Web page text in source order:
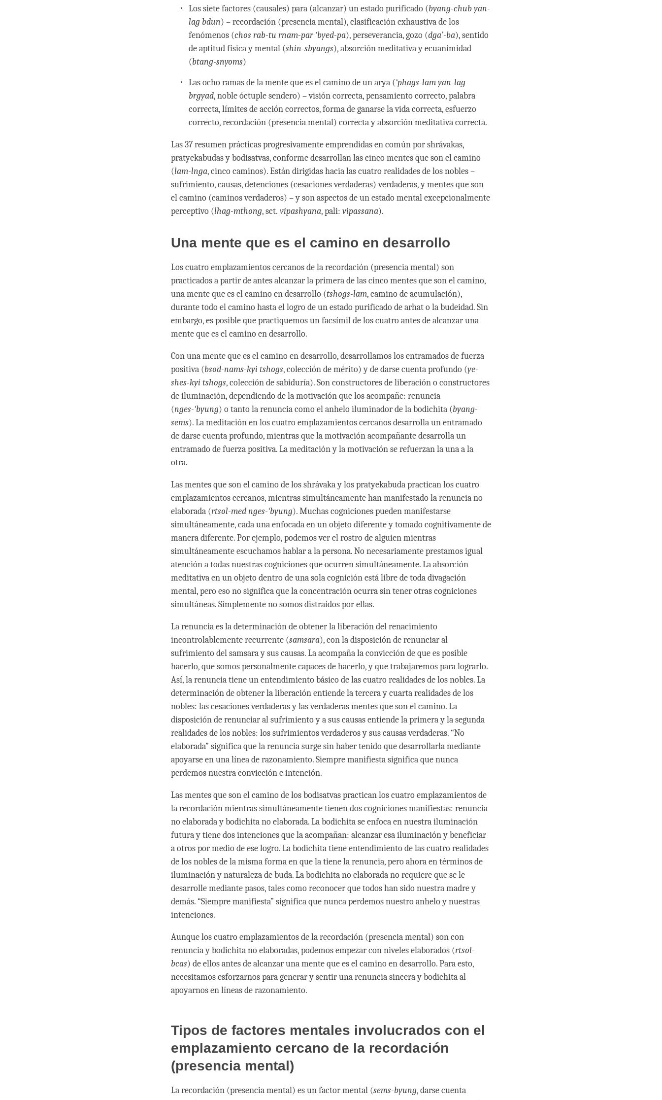
Los siete factores (causales) para (alcanzar) un estado purificado (byang-chub yan-
lag bdun) – recordación (presencia mental), clasificación exhaustiva de los
fenómenos (chos rab-tu rnam-par ‘byed-pa), perseverancia, gozo (dga’-ba), sentido
de aptitud física y mental (shin-sbyangs), absorción meditativa y ecuanimidad
(btang-snyoms)
Las ocho ramas de la mente que es el camino de un arya (‘phags-lam yan-lag
brgyad, noble óctuple sendero) – visión correcta, pensamiento correcto, palabra
correcta, límites de acción correctos, forma de ganarse la vida correcta, esfuerzo
correcto, recordación (presencia mental) correcta y absorción meditativa correcta.
Las 37 resumen prácticas progresivamente emprendidas en común por shrávakas,
pratyekabudas y bodisatvas, conforme desarrollan las cinco mentes que son el camino
(lam-lnga, cinco caminos). Están dirigidas hacia las cuatro realidades de los nobles –
sufrimiento, causas, detenciones (cesaciones verdaderas) verdaderas, y mentes que son
el camino (caminos verdaderos) – y son aspectos de un estado mental excepcionalmente
perceptivo (lhag-mthong, sct. vipashyana, pali: vipassana).
Una mente que es el camino en desarrollo
Los cuatro emplazamientos cercanos de la recordación (presencia mental) son
practicados a partir de antes alcanzar la primera de las cinco mentes que son el camino,
una mente que es el camino en desarrollo (tshogs-lam, camino de acumulación),
durante todo el camino hasta el logro de un estado purificado de arhat o la budeidad. Sin
embargo, es posible que practiquemos un facsímil de los cuatro antes de alcanzar una
mente que es el camino en desarrollo.
Con una mente que es el camino en desarrollo, desarrollamos los entramados de fuerza
positiva (bsod-nams-kyi tshogs, colección de mérito) y de darse cuenta profundo (ye-
shes-kyi tshogs, colección de sabiduría). Son constructores de liberación o constructores
de iluminación, dependiendo de la motivación que los acompañe: renuncia
(nges-‘byung) o tanto la renuncia como el anhelo iluminador de la bodichita (byang-
sems). La meditación en los cuatro emplazamientos cercanos desarrolla un entramado
de darse cuenta profundo, mientras que la motivación acompañante desarrolla un
entramado de fuerza positiva. La meditación y la motivación se refuerzan la una a la
otra.
Las mentes que son el camino de los shrávaka y los pratyekabuda practican los cuatro
emplazamientos cercanos, mientras simultáneamente han manifestado la renuncia no
elaborada (rtsol-med nges-‘byung). Muchas cogniciones pueden manifestarse
simultáneamente, cada una enfocada en un objeto diferente y tomado cognitivamente de
manera diferente. Por ejemplo, podemos ver el rostro de alguien mientras
simultáneamente escuchamos hablar a la persona. No necesariamente prestamos igual
atención a todas nuestras cogniciones que ocurren simultáneamente. La absorción
meditativa en un objeto dentro de una sola cognición está libre de toda divagación
mental, pero eso no significa que la concentración ocurra sin tener otras cogniciones
simultáneas. Simplemente no somos distraídos por ellas.
La renuncia es la determinación de obtener la liberación del renacimiento
incontrolablemente recurrente (samsara), con la disposición de renunciar al
sufrimiento del samsara y sus causas. La acompaña la convicción de que es posible
hacerlo, que somos personalmente capaces de hacerlo, y que trabajaremos para lograrlo.
Así, la renuncia tiene un entendimiento básico de las cuatro realidades de los nobles. La
determinación de obtener la liberación entiende la tercera y cuarta realidades de los
nobles: las cesaciones verdaderas y las verdaderas mentes que son el camino. La
disposición de renunciar al sufrimiento y a sus causas entiende la primera y la segunda
realidades de los nobles: los sufrimientos verdaderos y sus causas verdaderas. “No
elaborada” significa que la renuncia surge sin haber tenido que desarrollarla mediante
apoyarse en una línea de razonamiento. Siempre manifiesta significa que nunca
perdemos nuestra convicción e intención.
Las mentes que son el camino de los bodisatvas practican los cuatro emplazamientos de
la recordación mientras simultáneamente tienen dos cogniciones manifiestas: renuncia
no elaborada y bodichita no elaborada. La bodichita se enfoca en nuestra iluminación
futura y tiene dos intenciones que la acompañan: alcanzar esa iluminación y beneficiar
a otros por medio de ese logro. La bodichita tiene entendimiento de las cuatro realidades
de los nobles de la misma forma en que la tiene la renuncia, pero ahora en términos de
iluminación y naturaleza de buda. La bodichita no elaborada no requiere que se le
desarrolle mediante pasos, tales como reconocer que todos han sido nuestra madre y
demás. “Siempre manifiesta” significa que nunca perdemos nuestro anhelo y nuestras
intenciones.
Aunque los cuatro emplazamientos de la recordación (presencia mental) son con
renuncia y bodichita no elaboradas, podemos empezar con niveles elaborados (rtsol-
bcas) de ellos antes de alcanzar una mente que es el camino en desarrollo. Para esto,
necesitamos esforzarnos para generar y sentir una renuncia sincera y bodichita al
apoyarnos en líneas de razonamiento.
Tipos de factores mentales involucrados con el
emplazamiento cercano de la recordación
(presencia mental)
La recordación (presencia mental) es un factor mental (sems-byung, darse cuenta